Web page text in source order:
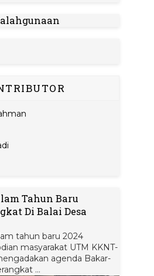
Tahun Baru
Di Balai Desa
tahun baru 2024
masyarakat UTM KKNT-
agenda Bakar-
...